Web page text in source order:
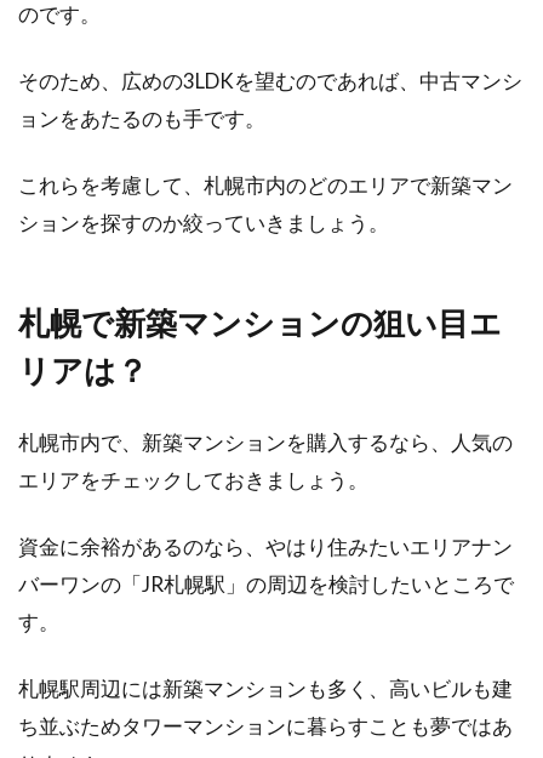
のです。
そのため、広めの3LDKを望むのであれば、中古マンシ
ョンをあたるのも手です。
これらを考慮して、札幌市内のどのエリアで新築マン
ションを探すのか絞っていきましょう。
札幌で新築マンションの狙い目エ
リアは？
札幌市内で、新築マンションを購入するなら、人気の
エリアをチェックしておきましょう。
資金に余裕があるのなら、やはり住みたいエリアナン
バーワンの「JR札幌駅」の周辺を検討したいところで
す。
札幌駅周辺には新築マンションも多く、高いビルも建
ち並ぶためタワーマンションに暮らすことも夢ではあ